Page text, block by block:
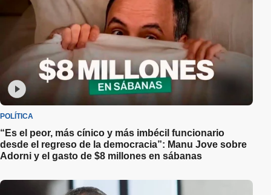
POLÍTICA
“Es el peor, más cínico y más imbécil funcionario
desde el regreso de la democracia”: Manu Jove sobre
Adorni y el gasto de $8 millones en sábanas